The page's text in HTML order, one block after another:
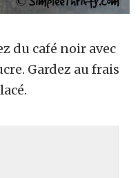
du café noir avec
Gardez au frais